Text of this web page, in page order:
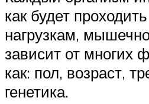
как будет
нагрузкам,
зависит от многих
как: пол, возраст,
генетика.